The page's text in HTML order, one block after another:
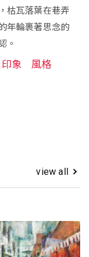
枯瓦落葉在巷弄
年輪裹著思念的
。
印象 風格
view all